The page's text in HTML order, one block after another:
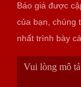
Báo giá được
của bạn, chúng
nhất trình